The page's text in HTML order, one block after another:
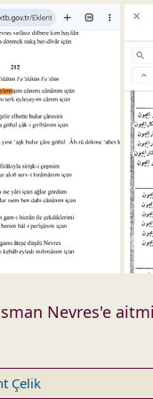
Nevres'e
Çelik